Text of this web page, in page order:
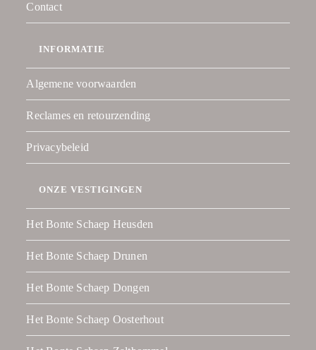
Contact
INFORMATIE
Algemene voorwaarden
Reclames en retourzending
Privacybeleid
ONZE VESTIGINGEN
Het Bonte Schaep Heusden
Het Bonte Schaep Drunen
Het Bonte Schaep Dongen
Het Bonte Schaep Oosterhout